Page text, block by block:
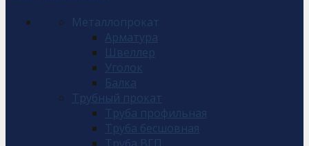
Металлопрокат
Арматура
Швеллер
Уголок
Балка
Трубный прокат
Труба профильная
Труба бесшовная